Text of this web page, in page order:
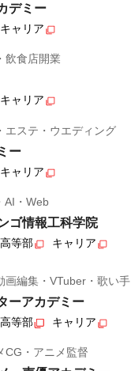
デミー
キャリア
飲食店開業
キャリア
エステ・ウエディング
ー
キャリア
AI・Web
ゴ情報工科学院
高等部 キャリア
画編集・VTuber・歌い手
ーアカデミー
高等部 キャリア
CG・アニメ監督